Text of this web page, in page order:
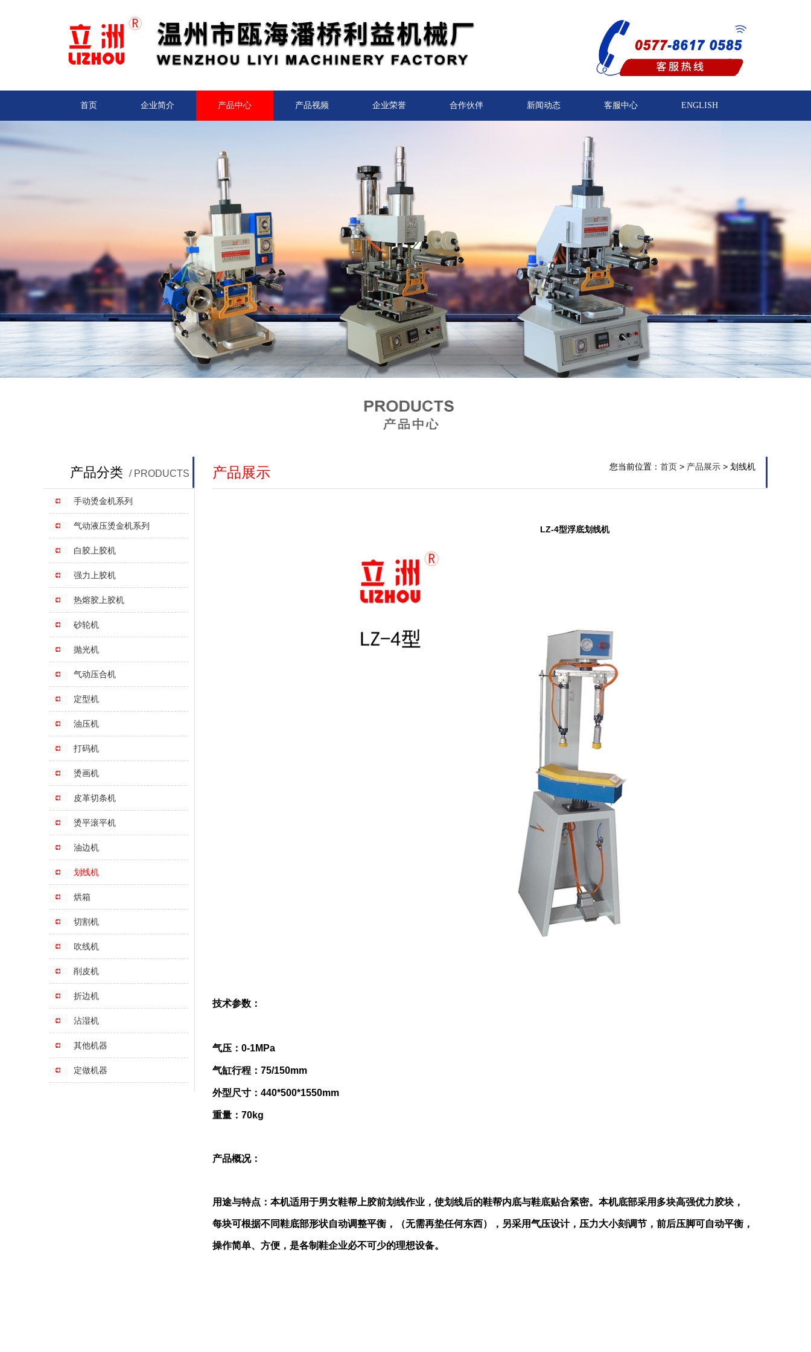
首页 企业简介 产品中心 产品视频 企业荣誉 合作伙伴 新闻动态 客服中心 ENGLISH
产品分类 / PRODUCTS
手动烫金机系列
气动液压烫金机系列
白胶上胶机
强力上胶机
热熔胶上胶机
砂轮机
抛光机
气动压合机
定型机
油压机
打码机
烫画机
皮革切条机
烫平滚平机
油边机
划线机
烘箱
切割机
吹线机
削皮机
折边机
沾湿机
其他机器
定做机器
产品展示 您当前位置： 首页 > 产品展示 > 划线机
LZ-4型浮底划线机
技术参数：
气压：0-1MPa
气缸行程：75/150mm
外型尺寸：440*500*1550mm
重量：70kg
产品概况：
用途与特点：本机适用于男女鞋帮上胶前划线作业，使划线后的鞋帮内底与鞋底贴合紧密。本机底部采用多块高强优力胶块，
每块可根据不同鞋底部形状自动调整平衡，（无需再垫任何东西），另采用气压设计，压力大小刻调节，前后压脚可自动平衡，
操作简单、方便，是各制鞋企业必不可少的理想设备。